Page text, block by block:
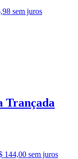
sem juros
Trançada
144,00 sem juros